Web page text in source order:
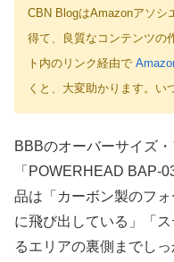
CBN BlogはAmazonアソシ
得て、良質なコンテンツの
ト内のリンク経由で
くと、大変助かります。い
BBBのオーバーサイズ
「POWERHEAD BAP-
品は「カーボン製のフ
に飛び出している」「
るエリアの裏側までし